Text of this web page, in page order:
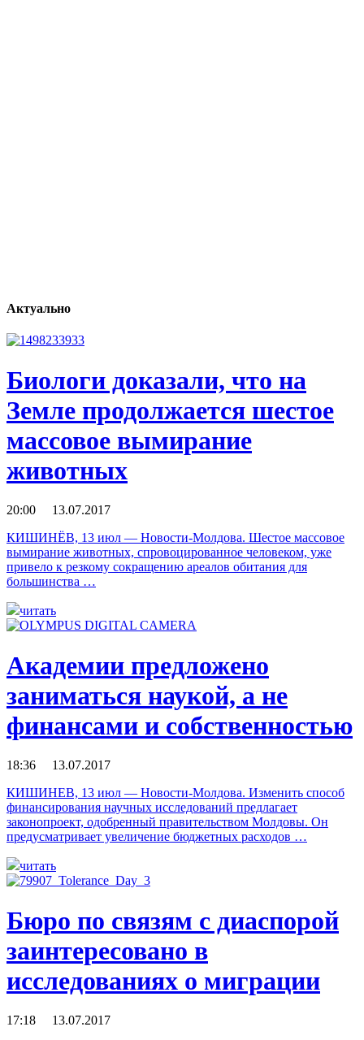
Актуально
Биологи доказали, что на
Земле продолжается шестое
массовое вымирание
животных
20:00 13.07.2017
КИШИНЁВ, 13 июл — Новости-Молдова. Шестое массовое
вымирание животных, спровоцированное человеком, уже
привело к резкому сокращению ареалов обитания для
большинства …
читать
Академии предложено
заниматься наукой, а не
финансами и собственностью
18:36 13.07.2017
КИШИНЕВ, 13 июл — Новости-Молдова. Изменить способ
финансирования научных исследований предлагает
законопроект, одобренный правительством Молдовы. Он
предусматривает увеличение бюджетных расходов …
читать
Бюро по связям с диаспорой
заинтересовано в
исследованиях о миграции
17:18 13.07.2017